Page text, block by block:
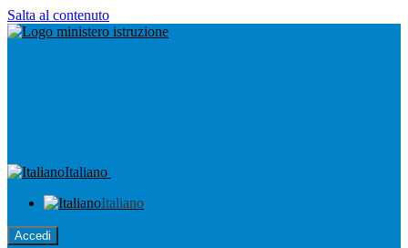
Salta al contenuto
Italiano
Italiano
Accedi